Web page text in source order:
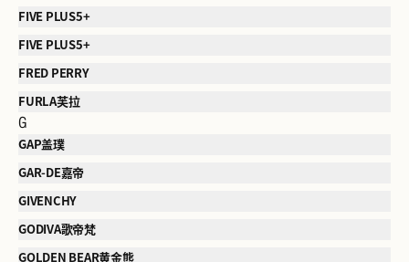
FIVE PLUS5+
FIVE PLUS5+
FRED PERRY
FURLA芙拉
G
GAP盖璞
GAR-DE嘉帝
GIVENCHY
GODIVA歌帝梵
GOLDEN BEAR黄金熊